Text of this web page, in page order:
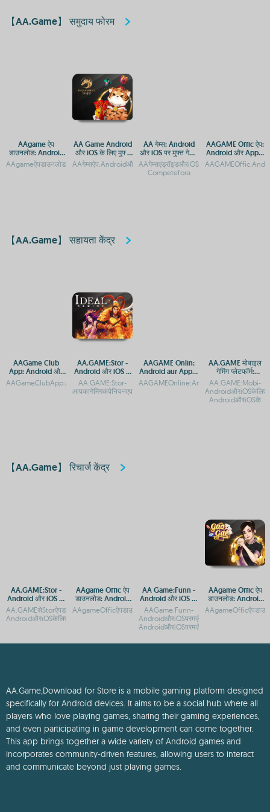
【AA.Game】 समुदाय फोरम
AAgame ऐप
डाउनलोड: Android
और iOS प्लेटफ़ॉर्म पर
गेमिंग एक्सेस
AAgameऐपडाउनलोड:AndroidऔरiOSप्लेटफ़ॉर्मपरगेमिंगएक्सेस
AA Game Android
और iOS के लिए मुफ्त
डाउनलोड
AA गेम्स: Android
और iOS पर मुफ्त गेमिंग
ऐप्स का आनंद लें
Competefora
AAGAME Offic ऐप:
Android और Apple
पर डाउनलोड करें
【AA.Game】 सहायता केंद्र
AAGame Club
App: Android और
iOS पर डाउनलोड करें
AA.GAME:Stor -
Android और iOS के
लिए मुफ्त गेम डाउनलोड
प्लेटफ़ॉर्म
AA.GAME:Stor-
AAGAME Onlin:
Android aur Apple
ke liye App aur
APK Download
AA.GAME मोबाइल
गेमिंग प्लेटफॉर्म:
Android और iOS पर
डाउनलोड व एक्सेस
गाइड
AA.GAME:Mobi-
AndroidऔरiOSके
【AA.Game】 रिचार्ज केंद्र
AA.GAME:Stor -
Android और iOS पर
मुफ्त गेम्स डाउनलोड
करें
AA.GAMEसेStorऐपडाउनलोडकरें:AndroidऔरiOSकेलिएगाइडAA.GAME:Stor-
AndroidऔरiOSकेलिएमुफ्तऐपडाउ
AAgame Offic ऐप
डाउनलोड: Android
और iOS प्लेटफ़ॉर्म पर
गेमिंग एक्सेस
AA Game:Funn -
Android और iOS पर
मज़ेदार गेमिंग अनुभव
AAGame:Funn-
AndroidऔरiOSपरमज़ेदारगेमिंगअनुभव
AAgame Offic ऐप
डाउनलोड: Android
और iOS प्लेटफ़ॉर्म पर
एक्सेस गाइड
AA.Game,Download for Store is a mobile gaming platform designed
specifically for Android devices. It aims to be a social hub where all
players who love playing games, sharing their gaming experiences,
and even participating in game development can come together.
This app brings together a wide variety of Android games and